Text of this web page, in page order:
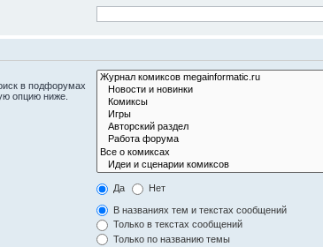
в подфорумах
опцию ниже.
Да Нет
В названиях тем и текстах сообщений
Только в текстах сообщений
Только по названию темы